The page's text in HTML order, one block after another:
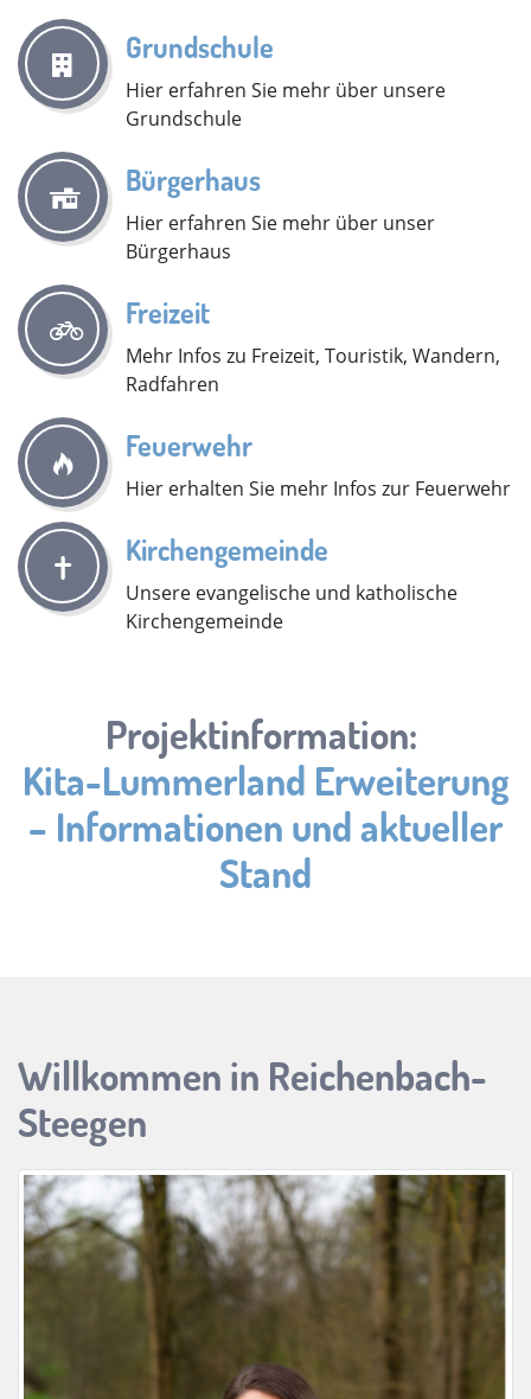
Grundschule
Hier erfahren Sie mehr über unsere
Grundschule
Bürgerhaus
Hier erfahren Sie mehr über unser
Bürgerhaus
Freizeit
Mehr Infos zu Freizeit, Touristik, Wandern,
Radfahren
Feuerwehr
Hier erhalten Sie mehr Infos zur Feuerwehr
Kirchengemeinde
Unsere evangelische und katholische
Kirchengemeinde
Projektinformation:
Kita-Lummerland Erweiterung
– Informationen und aktueller
Stand
Willkommen in Reichenbach-
Steegen